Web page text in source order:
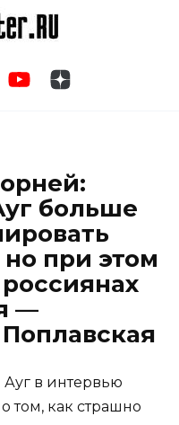
больше
при этом
—
в интервью
том, как страшно